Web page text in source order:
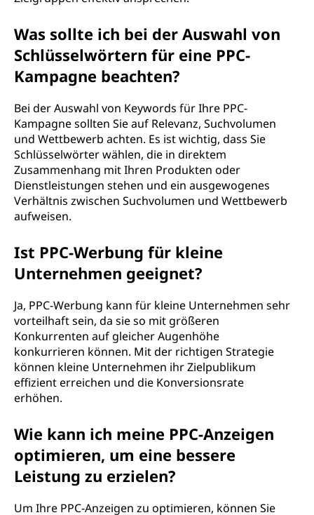
Was sollte ich bei der Auswahl von
Schlüsselwörtern für eine PPC-
Kampagne beachten?
Bei der Auswahl von Keywords für Ihre PPC-
Kampagne sollten Sie auf Relevanz, Suchvolumen
und Wettbewerb achten. Es ist wichtig, dass Sie
Schlüsselwörter wählen, die in direktem
Zusammenhang mit Ihren Produkten oder
Dienstleistungen stehen und ein ausgewogenes
Verhältnis zwischen Suchvolumen und Wettbewerb
aufweisen.
Ist PPC-Werbung für kleine
Unternehmen geeignet?
Ja, PPC-Werbung kann für kleine Unternehmen sehr
vorteilhaft sein, da sie so mit größeren
Konkurrenten auf gleicher Augenhöhe
konkurrieren können. Mit der richtigen Strategie
können kleine Unternehmen ihr Zielpublikum
effizient erreichen und die Konversionsrate
erhöhen.
Wie kann ich meine PPC-Anzeigen
optimieren, um eine bessere
Leistung zu erzielen?
Um Ihre PPC-Anzeigen zu optimieren, können Sie